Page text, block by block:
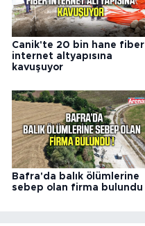
Canik'te 20 bin hane fiber
internet altyapısına
kavuşuyor
Bafra'da balık ölümlerine
sebep olan firma bulundu